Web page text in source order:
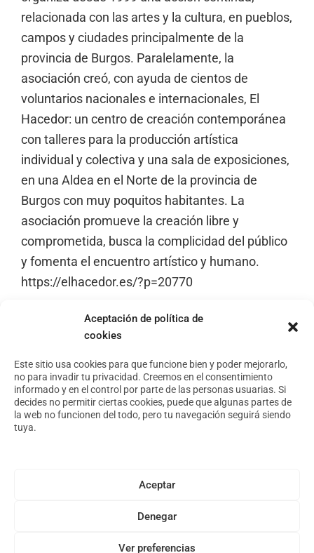
Aceptación de política de
cookies
Este sitio usa cookies para que funcione bien y poder mejorarlo,
no para invadir tu privacidad. Creemos en el consentimiento
informado y en el control por parte de las personas usuarias. Si
decides no permitir ciertas cookies, puede que algunas partes de
la web no funcionen del todo, pero tu navegación seguirá siendo
tuya.
Aceptar
Denegar
Ver preferencias
relacionada con las artes y la cultura, en pueblos,
campos y ciudades principalmente de la
provincia de Burgos. Paralelamente, la
asociación creó, con ayuda de cientos de
voluntarios nacionales e internacionales, El
Hacedor: un centro de creación contemporánea
con talleres para la producción artística
individual y colectiva y una sala de exposiciones,
en una Aldea en el Norte de la provincia de
Burgos con muy poquitos habitantes. La
asociación promueve la creación libre y
comprometida, busca la complicidad del público
y fomenta el encuentro artístico y humano.
https://elhacedor.es/?p=20770
Política de privacidad
Política de cookies
Conoce nuestro espacio